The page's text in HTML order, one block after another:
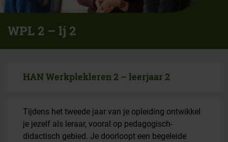
WPL 2 – lj 2
HAN Werkplekleren 2 – leerjaar 2
Tijdens het tweede jaar van je opleiding ontwikkel
je jezelf als leraar, vooral op pedagogisch-
didactisch gebied. Je doorloopt een begeleide